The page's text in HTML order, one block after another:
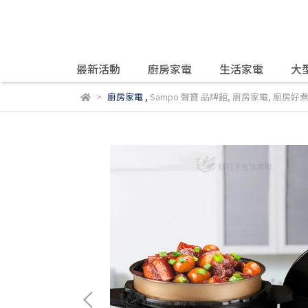
最新活動 廚房家電 生活家電 大
廚房家電, Sampo 聲寶 品牌館, 廚房家電, 廚房好